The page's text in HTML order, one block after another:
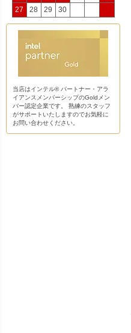
27
28 29 30
当店はインテル® パートナー・アラ
イアンスメンバーシップのGoldメン
バー認定企業です。 熟練のスタッフ
がサポートいたしますのでお気軽に
お問い合わせください。